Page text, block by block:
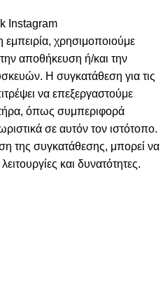
Instagram
εμπειρία, χρησιμοποιούμε
αποθήκευση ή/και την
Η συγκατάθεση για τις
να επεξεργαστούμε
όπως συμπεριφορά
σε αυτόν τον ιστότοπο.
της συγκατάθεσης, μπορεί να
και δυνατότητες.